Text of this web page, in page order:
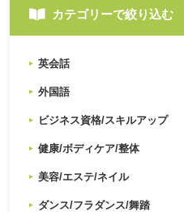
カテゴリーで絞り込む
英会話
外国語
ビジネス資格/スキルアップ
健康/ボディケア/整体
美容/エステ/ネイル
ダンス/フラダンス/舞踏